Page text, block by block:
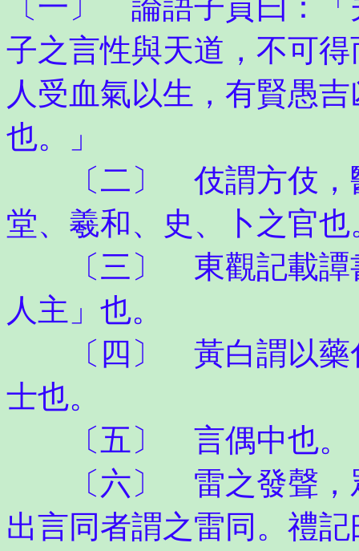
子之言性與天道，不可
人受血氣以生，有賢愚
也。」
〔二〕 伎謂方伎，醫
堂、羲和、史、卜之官
〔三〕 東觀記載譚書
人主」也。
〔四〕 黃白謂以藥化
士也。
〔五〕 言偶中也。
〔六〕 雷之發聲，眾
出言同者謂之雷同。禮